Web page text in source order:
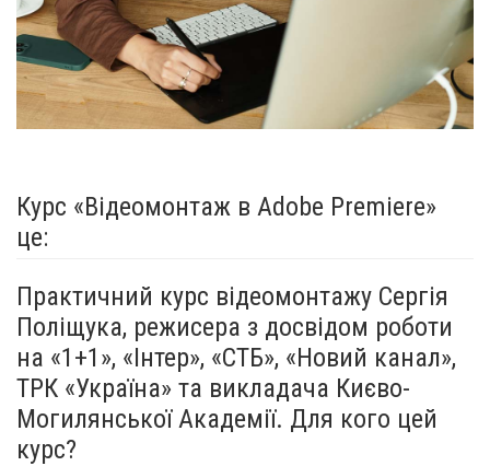
Курс «Відеомонтаж в Adobe Premiere»
це:
Практичний курс відеомонтажу Сергія
Поліщука, режисера з досвідом роботи
на «1+1», «Інтер», «СТБ», «Новий канал»,
ТРК «Україна» та викладача Києво-
Могилянської Академії. Для кого цей
курс?